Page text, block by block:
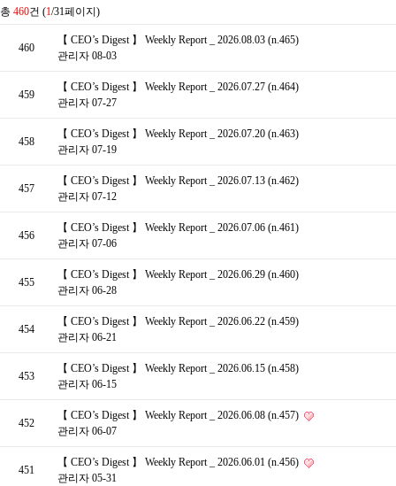
총 460건 (1/31페이지)
460
【 CEO’s Digest 】 Weekly Report _ 2026.08.03 (n.465)
관리자 08-03
459
【 CEO’s Digest 】 Weekly Report _ 2026.07.27 (n.464)
관리자 07-27
458
【 CEO’s Digest 】 Weekly Report _ 2026.07.20 (n.463)
관리자 07-19
457
【 CEO’s Digest 】 Weekly Report _ 2026.07.13 (n.462)
관리자 07-12
456
【 CEO’s Digest 】 Weekly Report _ 2026.07.06 (n.461)
관리자 07-06
455
【 CEO’s Digest 】 Weekly Report _ 2026.06.29 (n.460)
관리자 06-28
454
【 CEO’s Digest 】 Weekly Report _ 2026.06.22 (n.459)
관리자 06-21
453
【 CEO’s Digest 】 Weekly Report _ 2026.06.15 (n.458)
관리자 06-15
452
【 CEO’s Digest 】 Weekly Report _ 2026.06.08 (n.457)
관리자 06-07
451
【 CEO’s Digest 】 Weekly Report _ 2026.06.01 (n.456)
관리자 05-31